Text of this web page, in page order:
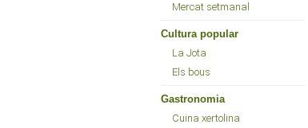
Mercat setmanal
Cultura popular
La Jota
Els bous
Gastronomia
Cuina xertolina